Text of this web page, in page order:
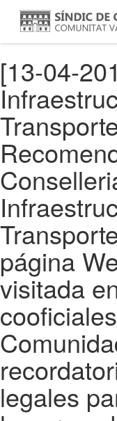
[13-04-
página
visitada
legales